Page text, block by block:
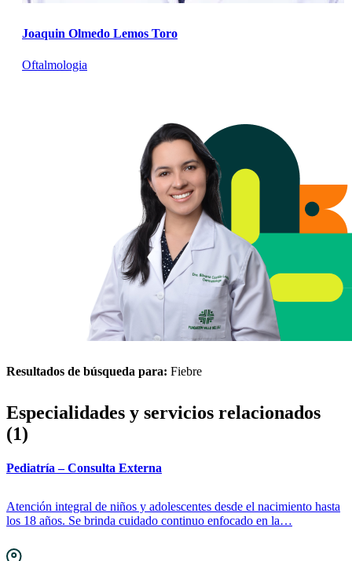
Joaquin Olmedo Lemos Toro
Oftalmologia
Resultados de búsqueda para: Fiebre
Especialidades y servicios relacionados
(1)
Pediatría – Consulta Externa
Atención integral de niños y adolescentes desde el nacimiento hasta
los 18 años. Se brinda cuidado continuo enfocado en la…